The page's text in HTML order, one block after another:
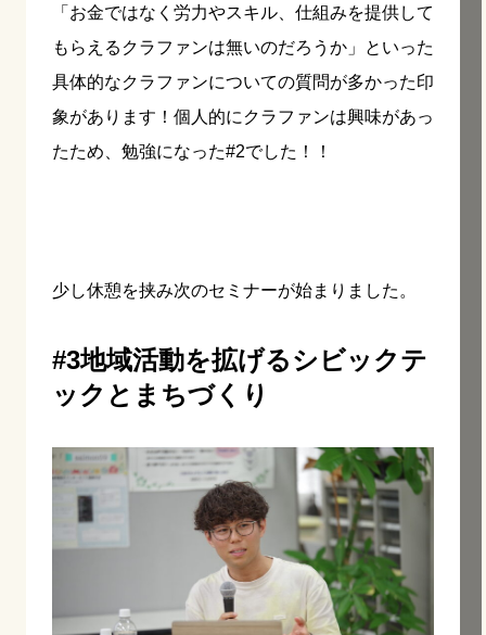
「お金ではなく労力やスキル、仕組みを提供して
もらえるクラファンは無いのだろうか」といった
具体的なクラファンについての質問が多かった印
象があります！ 個人的にクラファンは興味があっ
たため、勉強になった#2でした！！
少し休憩を挟み次のセミナーが始まりました。
#3地域活動を拡げるシビックテ
ックとまちづくり